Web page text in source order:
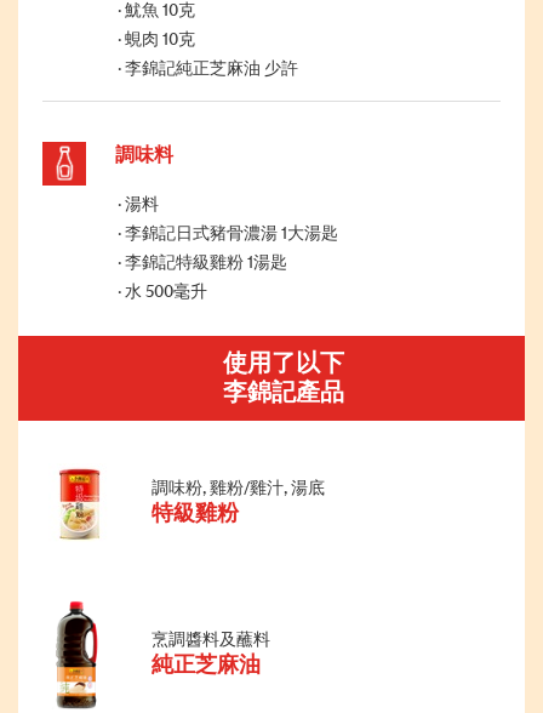
魷魚 10克
蜆肉 10克
李錦記純正芝麻油 少許
調味料
湯料
李錦記日式豬骨濃湯 1大湯匙
李錦記特級雞粉 1湯匙
水 500毫升
使用了以下
李錦記產品
調味粉, 雞粉/雞汁, 湯底
特級雞粉
烹調醬料及蘸料
純正芝麻油